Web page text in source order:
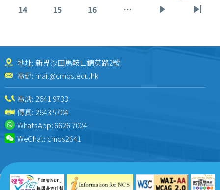
page
page
page
Page
14
Page
15
Page
16 …
Last
地址: 新界沙田馬鞍山錦英路2號
電郵: mail@cmos.edu.hk
電話: 2641 9733
傳真: 2643 5704
WhatsApp:6626 7024
WeChat: cmos2641